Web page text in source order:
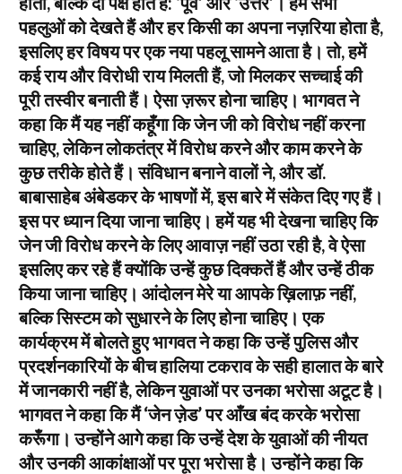
पहलुओं को देखते हैं और हर किसी का अपना नज़रिया होता है,
इसलिए हर विषय पर एक नया पहलू सामने आता है। तो, हमें
कई राय और विरोधी राय मिलती हैं, जो मिलकर सच्चाई की
पूरी तस्वीर बनाती हैं। ऐसा ज़रूर होना चाहिए। भागवत ने
कहा कि मैं यह नहीं कहूँगा कि जेन जी को विरोध नहीं करना
चाहिए, लेकिन लोकतंत्र में विरोध करने और काम करने के
कुछ तरीके होते हैं। संविधान बनाने वालों ने, और डॉ.
बाबासाहेब अंबेडकर के भाषणों में, इस बारे में संकेत दिए गए हैं।
इस पर ध्यान दिया जाना चाहिए। हमें यह भी देखना चाहिए कि
जेन जी विरोध करने के लिए आवाज़ नहीं उठा रही है, वे ऐसा
इसलिए कर रहे हैं क्योंकि उन्हें कुछ दिक्कतें हैं और उन्हें ठीक
किया जाना चाहिए। आंदोलन मेरे या आपके ख़िलाफ़ नहीं,
बल्कि सिस्टम को सुधारने के लिए होना चाहिए। एक
कार्यक्रम में बोलते हुए भागवत ने कहा कि उन्हें पुलिस और
प्रदर्शनकारियों के बीच हालिया टकराव के सही हालात के बारे
में जानकारी नहीं है, लेकिन युवाओं पर उनका भरोसा अटूट है।
भागवत ने कहा कि मैं ‘जेन ज़ेड’ पर आँख बंद करके भरोसा
करूँगा। उन्होंने आगे कहा कि उन्हें देश के युवाओं की नीयत
और उनकी आकांक्षाओं पर पूरा भरोसा है। उन्होंने कहा कि